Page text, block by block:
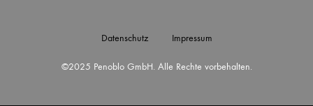
©2025 Penoblo GmbH. Alle Rechte vorbehalten.
Datenschutz Impressum